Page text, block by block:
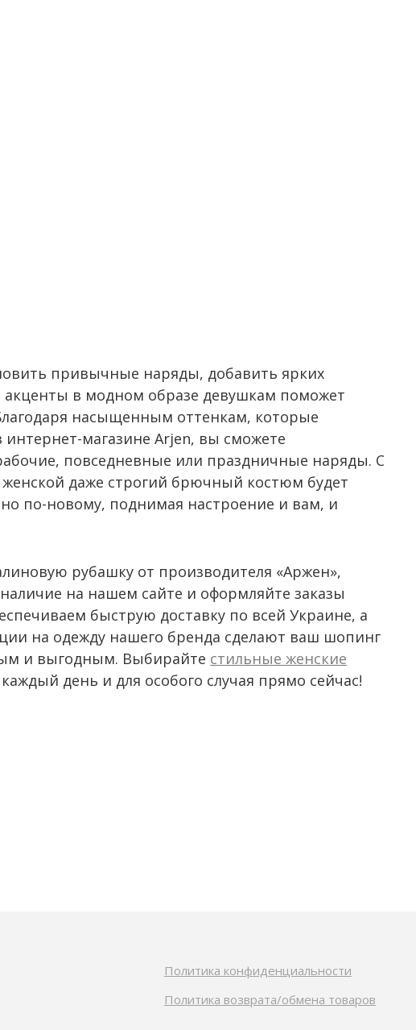
привычные наряды, добавить ярких
акценты в модном образе девушкам поможет
насыщенным оттенкам, которые
интернет-магазине Arjen, вы сможете
повседневные или праздничные наряды. С
даже строгий брючный костюм будет
по-новому, поднимая настроение и вам, и
рубашку от производителя «Аржен»,
на нашем сайте и оформляйте заказы
быструю доставку по всей Украине, а
на одежду нашего бренда сделают ваш шопинг
и выгодным. Выбирайте стильные женские
день и для особого случая прямо сейчас!
Политика конфиденциальности
Политика возврата/обмена товаров